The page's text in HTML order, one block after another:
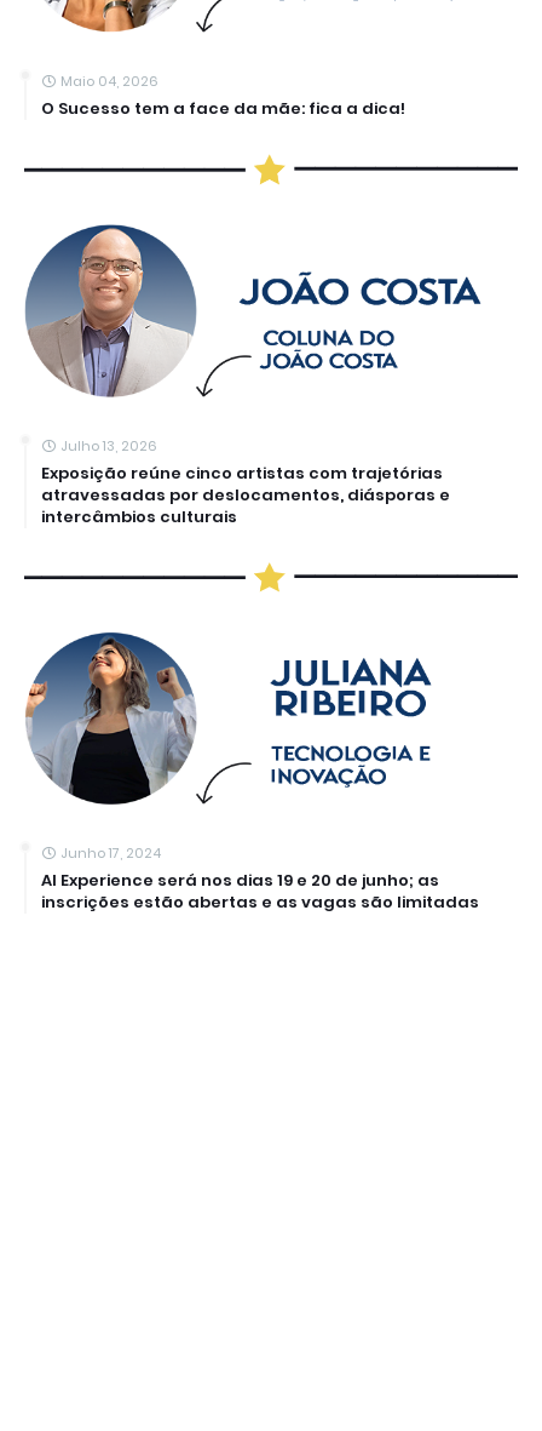
Maio 04, 2026
O Sucesso tem a face da mãe: fica a dica!
Julho 13, 2026
Exposição reúne cinco artistas com trajetórias
atravessadas por deslocamentos, diásporas e
intercâmbios culturais
Junho 17, 2024
AI Experience será nos dias 19 e 20 de junho; as
inscrições estão abertas e as vagas são limitadas